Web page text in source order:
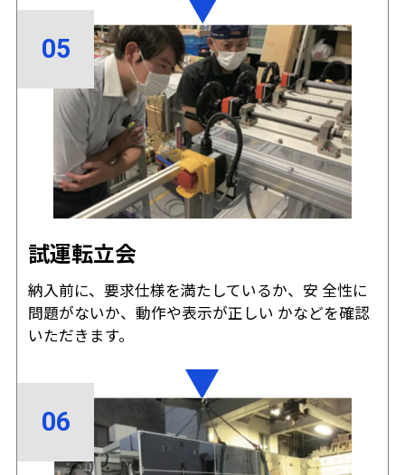
試運転立会
納入前に、要求仕様を満たしているか、安 全性に
問題がないか、動作や表示が正しい かなどを確認
いただきます。